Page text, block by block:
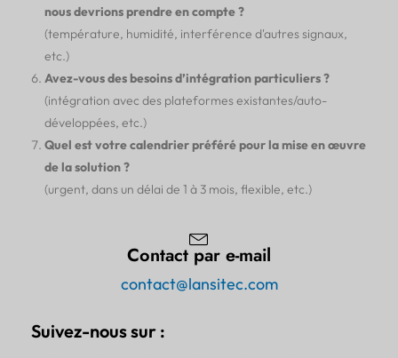
nous devrions prendre en compte ?
(température, humidité, interférence d'autres signaux,
etc.)
Avez-vous des besoins d’intégration particuliers ?
(intégration avec des plateformes existantes/auto-
développées, etc.)
Quel est votre calendrier préféré pour la mise en œuvre
de la solution ?
(urgent, dans un délai de 1 à 3 mois, flexible, etc.)
Contact par e-mail
contact@lansitec.com
Suivez-nous sur :